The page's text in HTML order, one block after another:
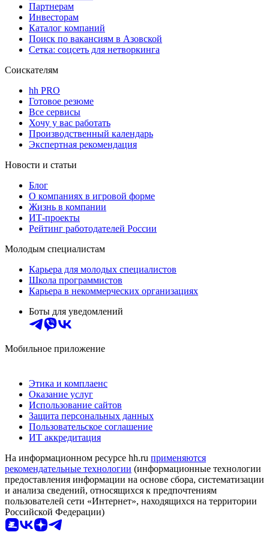
Партнерам
Инвесторам
Каталог компаний
Поиск по вакансиям в Азовской
Сетка: соцсеть для нетворкинга
Соискателям
hh PRO
Готовое резюме
Все сервисы
Хочу у вас работать
Производственный календарь
Экспертная рекомендация
Новости и статьи
Блог
О компаниях в игровой форме
Жизнь в компании
ИТ-проекты
Рейтинг работодателей России
Молодым специалистам
Карьера для молодых специалистов
Школа программистов
Карьера в некоммерческих организациях
Боты для уведомлений
Мобильное приложение
Этика и комплаенс
Оказание услуг
Использование сайтов
Защита персональных данных
Пользовательское соглашение
ИТ аккредитация
На информационном ресурсе hh.ru применяются
рекомендательные технологии (информационные технологии
предоставления информации на основе сбора, систематизации
и анализа сведений, относящихся к предпочтениям
пользователей сети «Интернет», находящихся на территории
Российской Федерации)